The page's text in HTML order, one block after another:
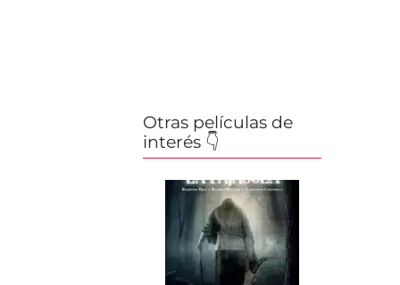
Otras películas de
interés 👇